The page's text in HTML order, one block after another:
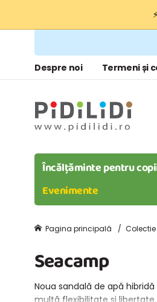
Despre noi Termeni și
Încălțăminte pentru
Evenimente
Pagina principală Colectie
Seacamp
Noua sandală de apă hibridă
multă flexibilitate și